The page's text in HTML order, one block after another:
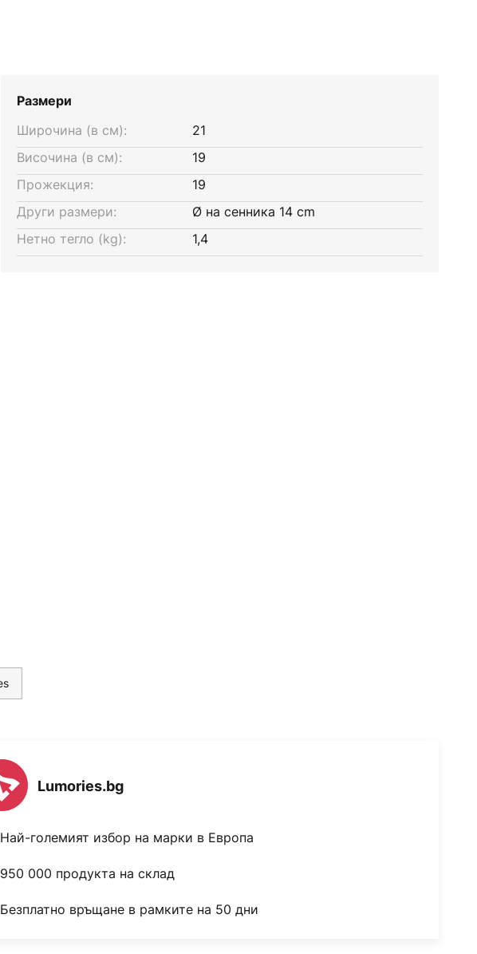
Размери
Широчина (в см):
21
Височина (в см):
19
Прожекция:
19
Други размери:
Ø на сенника 14 cm
Нетно тегло (kg):
1,4
Lumories.bg
Най-големият избор на марки в Европа
950 000 продукта на склад
Безплатно връщане в рамките на 50 дни